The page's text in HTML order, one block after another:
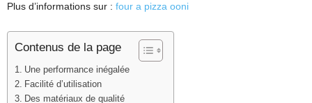
Plus d’informations sur : four a pizza ooni
Contenus de la page
Une performance inégalée
Facilité d’utilisation
Des matériaux de qualité